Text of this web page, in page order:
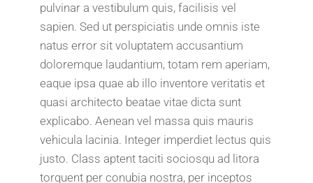
pulvinar a vestibulum quis, facilisis vel
sapien. Sed ut perspiciatis unde omnis iste
natus error sit voluptatem accusantium
doloremque laudantium, totam rem aperiam,
eaque ipsa quae ab illo inventore veritatis et
quasi architecto beatae vitae dicta sunt
explicabo. Aenean vel massa quis mauris
vehicula lacinia. Integer imperdiet lectus quis
justo. Class aptent taciti sociosqu ad litora
torquent per conubia nostra, per inceptos